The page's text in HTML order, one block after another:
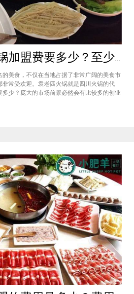
加盟袁老四火锅加盟费要多少？至少50万资金你准备好了吗？
美食，不仅在当地占据了非常广阔的美食市
常受欢迎。袁老四火锅就是四川火锅的代
少？庞大的市场前景必然会有比较多的创业
，袁老四火锅加盟至少要有50万资金你准备